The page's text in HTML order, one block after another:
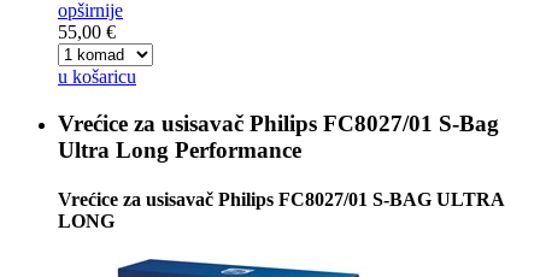
opširnije
55,00 €
u košaricu
Vrećice za usisavač Philips FC8027/01 S-Bag
Ultra Long Performance
Vrećice za usisavač Philips FC8027/01 S-BAG ULTRA
LONG